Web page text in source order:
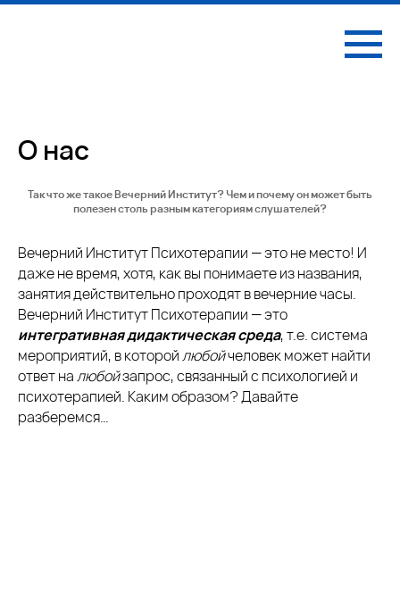
О нас
Так что же такое Вечерний Институт? Чем и почему он может быть
полезен столь разным категориям слушателей?
Вечерний Институт Психотерапии — это не место! И
даже не время, хотя, как вы понимаете из названия,
занятия действительно проходят в вечерние часы.
Вечерний Институт Психотерапии — это
интегративная дидактическая среда, т.е. система
мероприятий, в которойлюбойчеловек может найти
ответ налюбойзапрос, связанный с психологией и
психотерапией. Каким образом? Давайте
разберемся…